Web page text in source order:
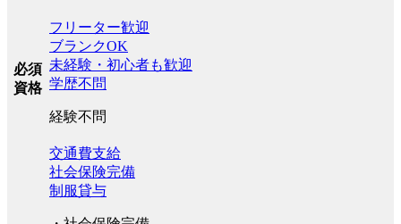
必須
資格
フリーター歓迎
ブランクOK
未経験・初心者も歓迎
学歴不問
経験不問
交通費支給
社会保険完備
制服貸与